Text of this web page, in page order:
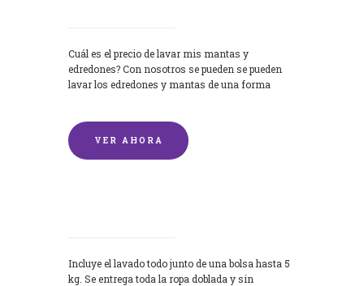
Cuál es el precio de lavar mis mantas y
edredones? Con nosotros se pueden se pueden
lavar los edredones y mantas de una forma
VER AHORA
Incluye el lavado todo junto de una bolsa hasta 5
kg. Se entrega toda la ropa doblada y sin